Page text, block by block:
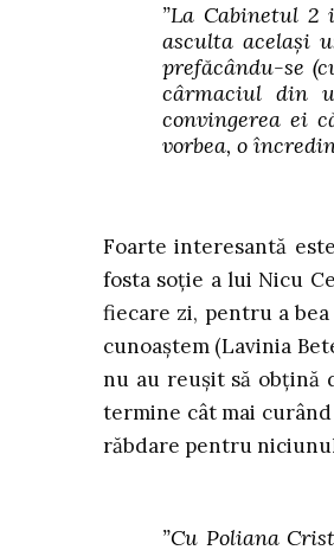
”La Cabinetul 2
asculta același
prefăcându-se
cârmaciul din
convingerea ei
vorbea, o
Foarte interesantă
fosta soție a lui Nicu
fiecare zi, pentru a
cunoaștem (Lavinia
nu au reușit să obțină
termine cât mai curând
răbdare pentru
”Cu Poliana